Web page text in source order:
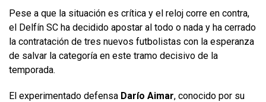
Pese a que la situación es crítica y el reloj corre en contra,
el Delfín SC ha decidido apostar al todo o nada y ha cerrado
la contratación de tres nuevos futbolistas con la esperanza
de salvar la categoría en este tramo decisivo de la
temporada.
El experimentado defensa Darío Aimar, conocido por su